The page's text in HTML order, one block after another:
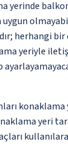
yerinde
herhangi bir
yeriyle
yeri